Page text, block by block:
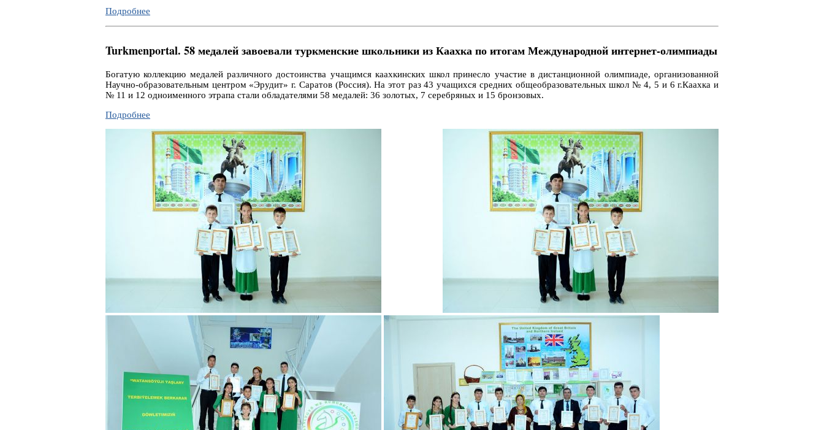
Подробнее
Turkmenportal. 58 медалей завоевали туркменские школьники из Каахка по итогам Международной интернет-олимпиады
Богатую коллекцию медалей различного достоинства учащимся каахкинских школ принесло участие в дистанционной олимпиаде, организованной
Научно-образовательным центром «Эрудит» г. Саратов (Россия). На этот раз 43 учащихся средних общеобразовательных школ № 4, 5 и 6 г.Каахка и
№ 11 и 12 одноименного этрапа стали обладателями 58 медалей: 36 золотых, 7 серебряных и 15 бронзовых.
Подробнее